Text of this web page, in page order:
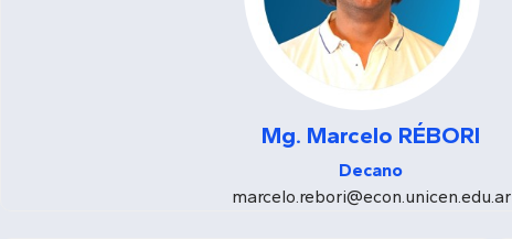
Mg. Marcelo RÉBORI
Decano
marcelo.rebori@econ.unicen.edu.ar